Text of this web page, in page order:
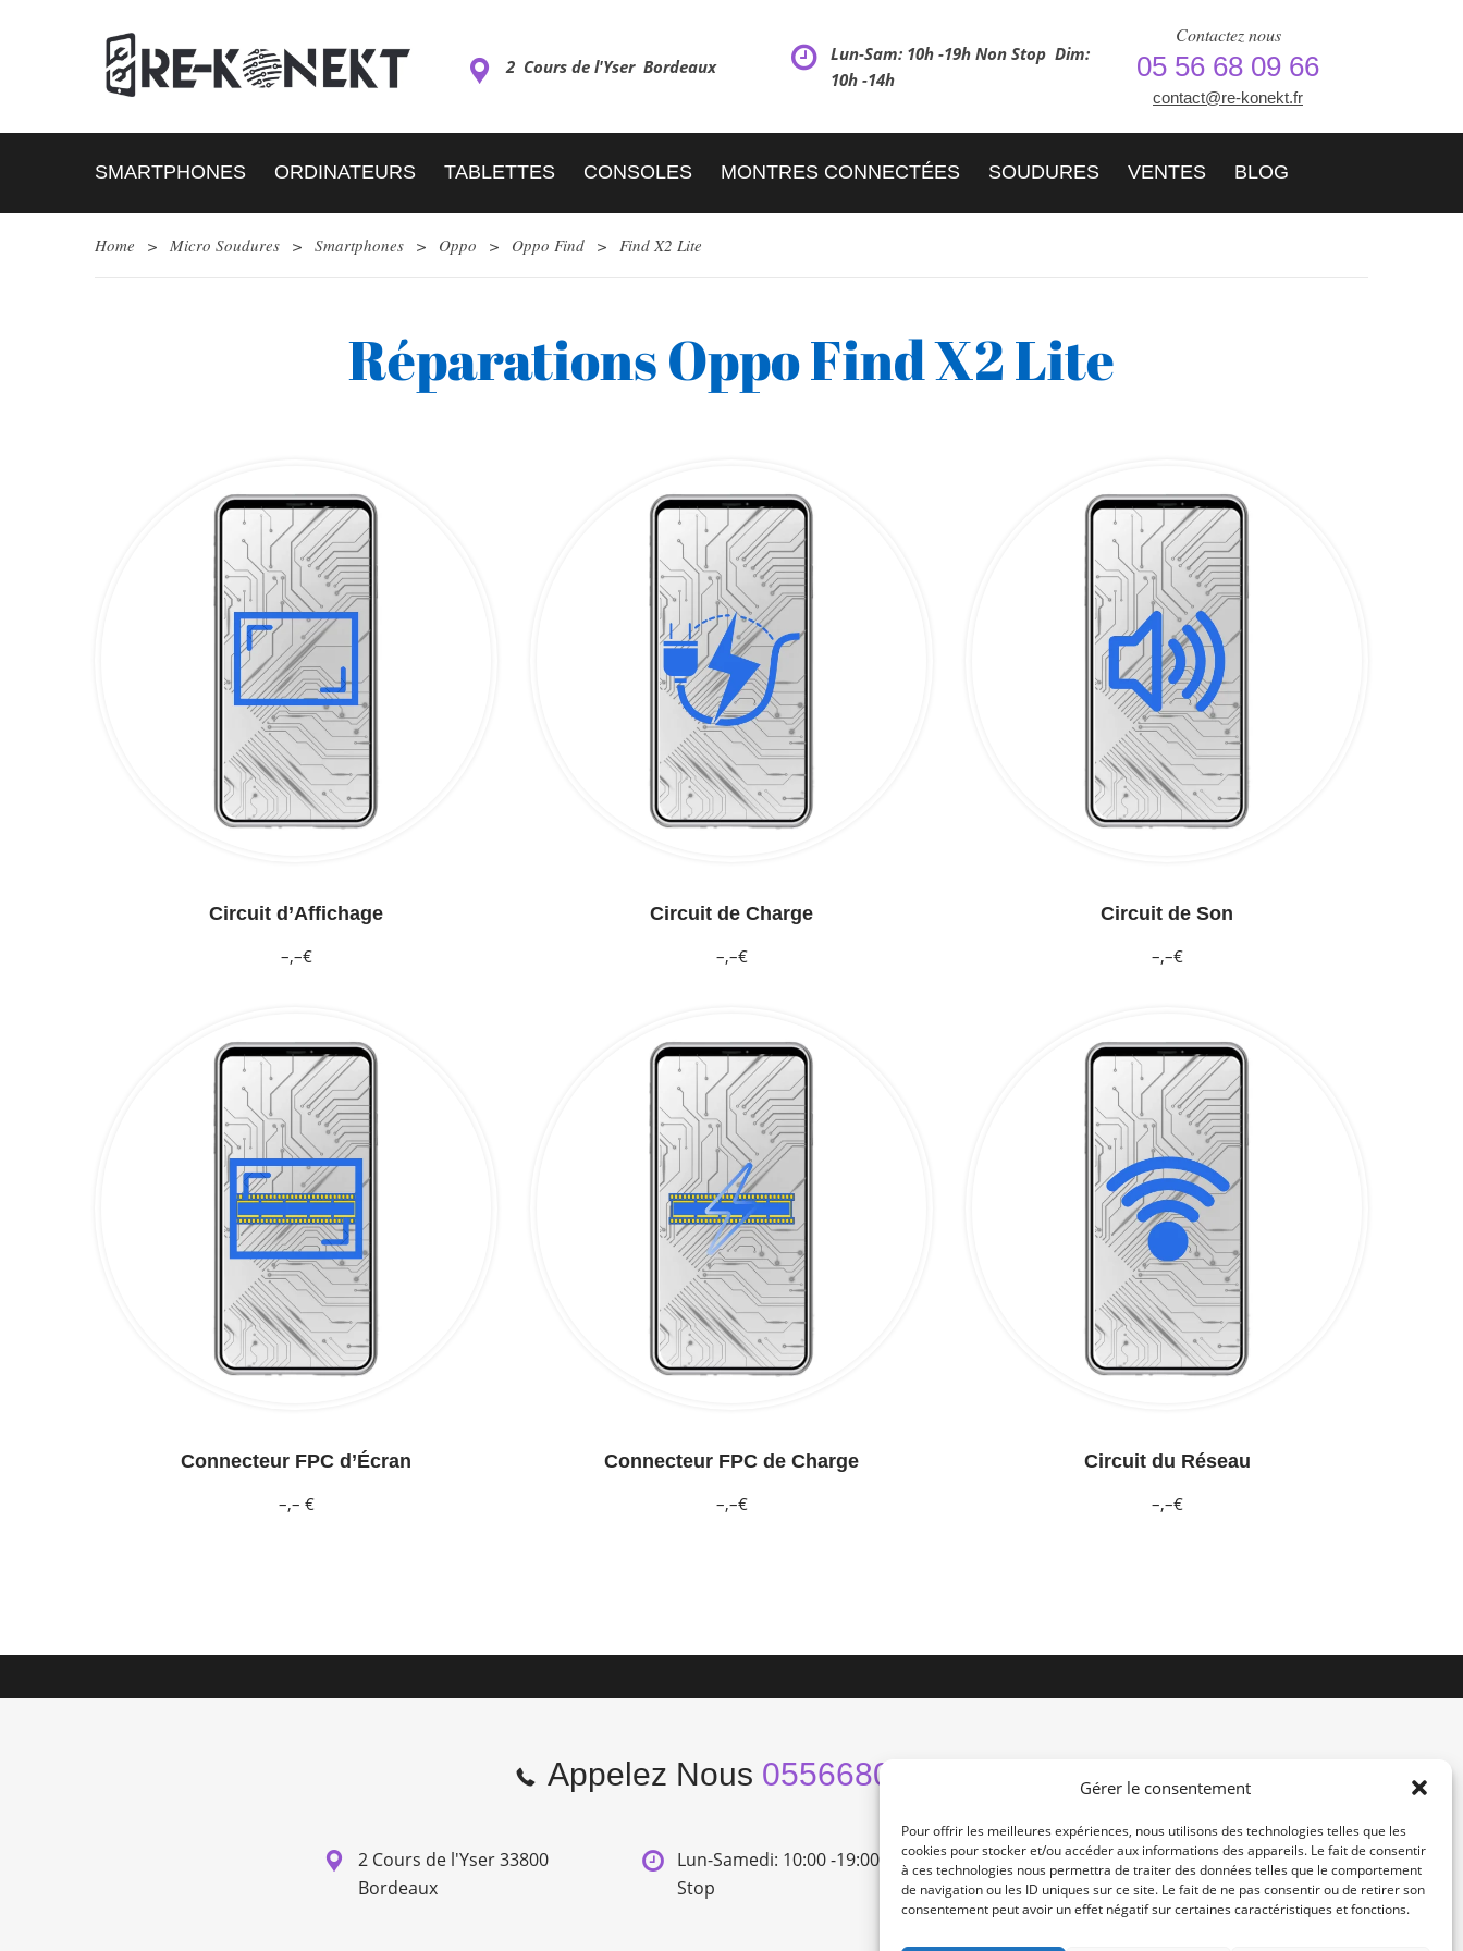
Gérer le consentement
Pour offrir les meilleures expériences, nous utilisons des technologies telles que les
cookies pour stocker et/ou accéder aux informations des appareils. Le fait de consentir
à ces technologies nous permettra de traiter des données telles que le comportement
de navigation ou les ID uniques sur ce site. Le fait de ne pas consentir ou de retirer son
consentement peut avoir un effet négatif sur certaines caractéristiques et fonctions.
2 Cours de l'Yser Bordeaux
Lun-Sam: 10h -19h Non Stop Dim:
10h -14h
Contactez nous
05 56 68 09 66
contact@re-konekt.fr
SMARTPHONES ORDINATEURS TABLETTES CONSOLES MONTRES CONNECTÉES SOUDURES VENTES BLOG
Home > Micro Soudures > Smartphones > Oppo > Oppo Find > Find X2 Lite
Réparations Oppo Find X2 Lite
Circuit d’Affichage
–,–€
Circuit de Charge
–,–€
Circuit de Son
–,–€
Connecteur FPC d’Écran
–,– €
Connecteur FPC de Charge
–,–€
Circuit du Réseau
–,–€
Appelez Nous 0556680966
2 Cours de l'Yser 33800
Bordeaux
Lun-Samedi: 10:00 -19:00 Non
Stop
contact@re-konekt.fr
/
/